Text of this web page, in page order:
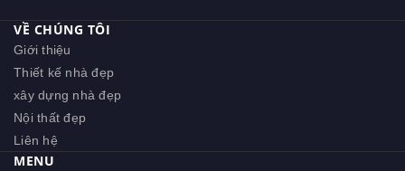
VỀ CHÚNG TÔI
Giới thiệu
Thiết kế nhà đẹp
xây dựng nhà đẹp
Nội thất đẹp
Liên hệ
MENU